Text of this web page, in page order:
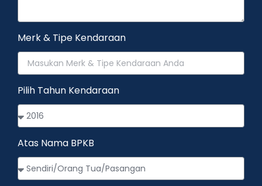
Merk & Tipe Kendaraan
Pilih Tahun Kendaraan
Atas Nama BPKB